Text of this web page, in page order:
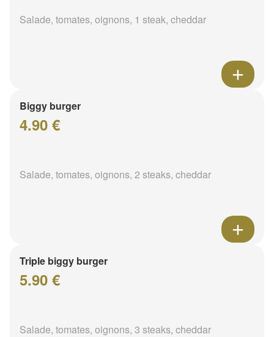
Salade, tomates, oignons, 1 steak, cheddar
Biggy burger
4.90 €
Salade, tomates, oignons, 2 steaks, cheddar
Triple biggy burger
5.90 €
Salade, tomates, oignons, 3 steaks, cheddar